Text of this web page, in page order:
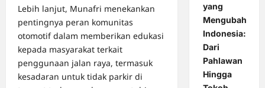
Lebih lanjut, Munafri menekankan
pentingnya peran komunitas
otomotif dalam memberikan edukasi
kepada masyarakat terkait
penggunaan jalan raya, termasuk
kesadaran untuk tidak parkir di
yang
Mengubah
Indonesia:
Dari
Pahlawan
Hingga